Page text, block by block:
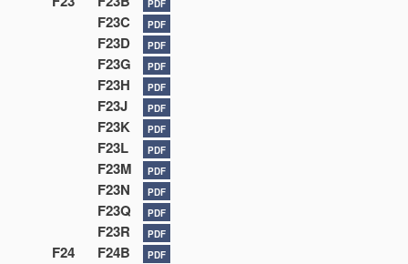
PDF
F23C PDF
F23D PDF
F23G PDF
F23H PDF
F23J PDF
F23K PDF
F23L PDF
F23M PDF
F23N PDF
F23Q PDF
F23R PDF
F24 F24B PDF